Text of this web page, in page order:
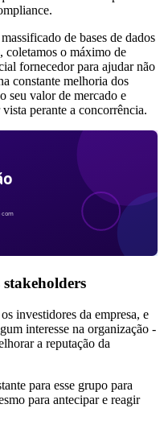
de bases de dados
coletamos o máximo de
fornecedor para ajudar não
constante melhoria dos
seu valor de mercado e
perante a concorrência.
investidores da empresa, e
interesse na organização -
a reputação da
para esse grupo para
para antecipar e reagir